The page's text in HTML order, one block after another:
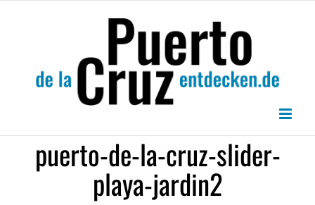
puerto-de-la-cruz-slider-
playa-jardin2